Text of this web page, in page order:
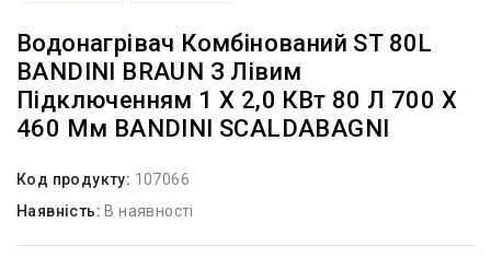
Водонагрівач Комбінований ST 80L
BANDINI BRAUN З Лівим
Підключенням 1 Х 2,0 КВт 80 Л 700 X
460 Мм BANDINI SCALDABAGNI
Код продукту: 107066
Наявність: В наявності